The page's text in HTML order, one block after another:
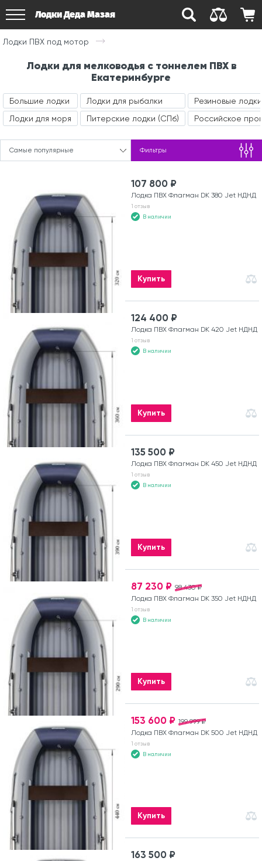
Лодки Деда Мазая
Лодки ПВХ под мотор
Лодки для мелководья с тоннелем ПВХ в
Екатеринбурге
Большие лодки
Лодки для моря
Лодки для рыбалки
Питерские лодки (СПб)
Резиновые лодки
Российское
Самые популярные Фильтры
107 800 ₽
Лодка ПВХ Флагман DK 380 Jet НДНД
1 отзыв
В наличии
Купить
124 400 ₽
Лодка ПВХ Флагман DK 420 Jet НДНД
1 отзыв
В наличии
Купить
135 500 ₽
Лодка ПВХ Флагман DK 450 Jet НДНД
1 отзыв
В наличии
Купить
98 430 ₽
87 230 ₽
Лодка ПВХ Флагман DK 350 Jet НДНД
1 отзыв
В наличии
Купить
199 999 ₽
153 600 ₽
Лодка ПВХ Флагман DK 500 Jet НДНД
1 отзыв
В наличии
Купить
163 500 ₽